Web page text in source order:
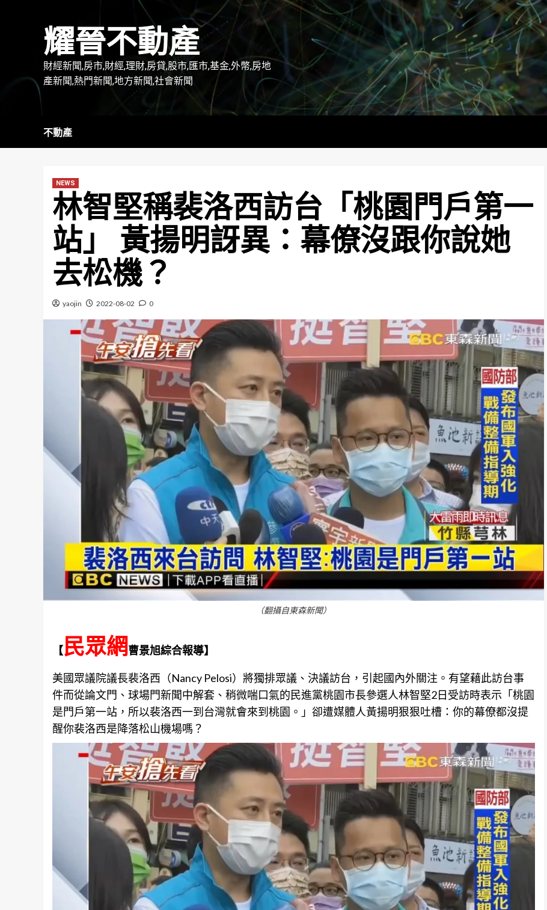
耀晉不動產
財經新聞,房市,財經,理財,房貸,股市,匯市,基金,外幣,房地
產新聞,熱門新聞,地方新聞,社會新聞
不動產
NEWS
林智堅稱裴洛西訪台「桃園門戶第一
站」 黃揚明訝異：幕僚沒跟你說她
去松機？
yaojin 2022-08-02 0
（翻攝自東森新聞）
【民眾網 曹景旭綜合報導】
美國眾議院議長裴洛西（Nancy Pelosi）將獨排眾議、決議訪台，引起國內外關注。有望藉此訪台事
件而從論文門、球場門新聞中解套、稍微喘口氣的民進黨桃園市長參選人林智堅2日受訪時表示「桃園
是門戶第一站，所以裴洛西一到台灣就會來到桃園。」卻遭媒體人黃揚明狠狠吐槽：你的幕僚都沒提
醒你裴洛西是降落松山機場嗎？